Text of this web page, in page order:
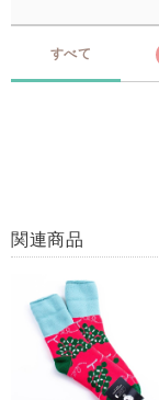
すべて
関連商品